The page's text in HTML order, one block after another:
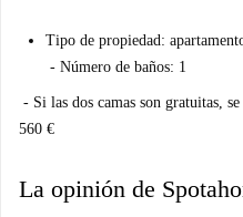
Tipo de propiedad:
- Número de baños: 1
- Si las dos camas son gratuitas,
560 €
La opinión de